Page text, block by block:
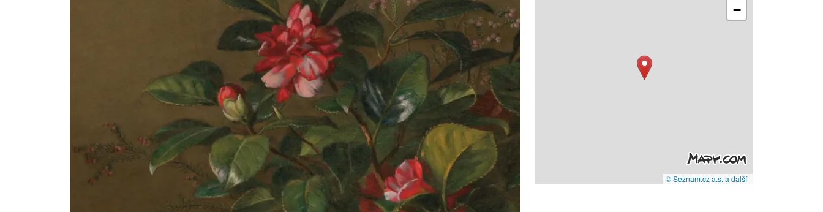
−
© Seznam.cz a.s. a další